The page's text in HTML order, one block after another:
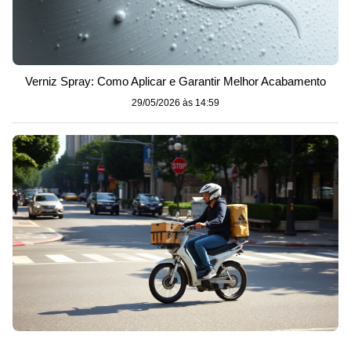
Verniz Spray: Como Aplicar e Garantir Melhor Acabamento
29/05/2026 às 14:59